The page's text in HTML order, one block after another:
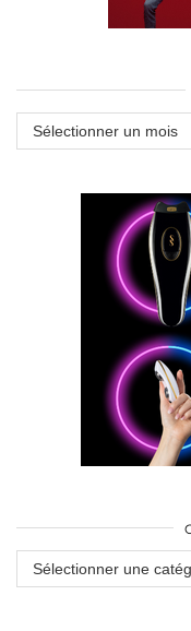
Archives
Catégories